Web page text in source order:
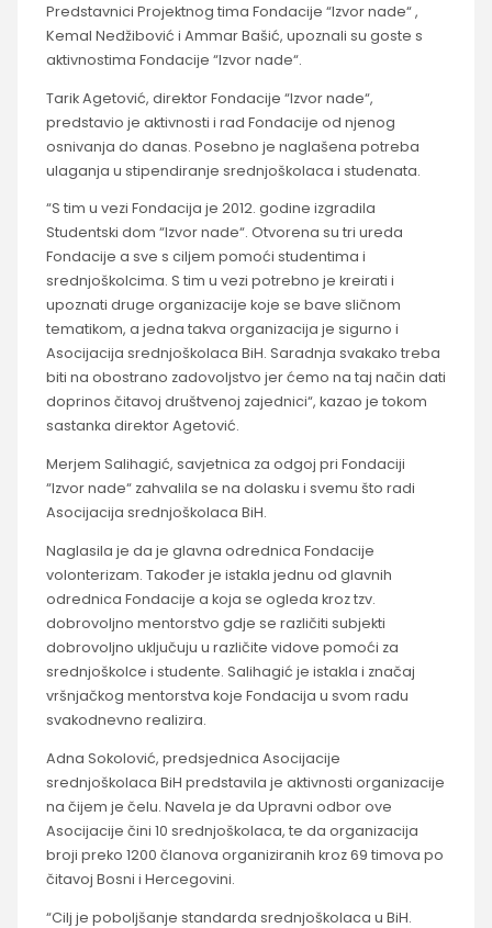
Predstavnici Projektnog tima Fondacije “Izvor nade“ ,
Kemal Nedžibović i Ammar Bašić, upoznali su goste s
aktivnostima Fondacije “Izvor nade“.
Tarik Agetović, direktor Fondacije “Izvor nade“,
predstavio je aktivnosti i rad Fondacije od njenog
osnivanja do danas. Posebno je naglašena potreba
ulaganja u stipendiranje srednjoškolaca i studenata.
“S tim u vezi Fondacija je 2012. godine izgradila
Studentski dom “Izvor nade“. Otvorena su tri ureda
Fondacije a sve s ciljem pomoći studentima i
srednjoškolcima. S tim u vezi potrebno je kreirati i
upoznati druge organizacije koje se bave sličnom
tematikom, a jedna takva organizacija je sigurno i
Asocijacija srednjoškolaca BiH. Saradnja svakako treba
biti na obostrano zadovoljstvo jer ćemo na taj način dati
doprinos čitavoj društvenoj zajednici“, kazao je tokom
sastanka direktor Agetović.
Merjem Salihagić, savjetnica za odgoj pri Fondaciji
“Izvor nade“ zahvalila se na dolasku i svemu što radi
Asocijacija srednjoškolaca BiH.
Naglasila je da je glavna odrednica Fondacije
volonterizam. Također je istakla jednu od glavnih
odrednica Fondacije a koja se ogleda kroz tzv.
dobrovoljno mentorstvo gdje se različiti subjekti
dobrovoljno uključuju u različite vidove pomoći za
srednjoškolce i studente. Salihagić je istakla i značaj
vršnjačkog mentorstva koje Fondacija u svom radu
svakodnevno realizira.
Adna Sokolović, predsjednica Asocijacije
srednjoškolaca BiH predstavila je aktivnosti organizacije
na čijem je čelu. Navela je da Upravni odbor ove
Asocijacije čini 10 srednjoškolaca, te da organizacija
broji preko 1200 članova organiziranih kroz 69 timova po
čitavoj Bosni i Hercegovini.
“Cilj je poboljšanje standarda srednjoškolaca u BiH.